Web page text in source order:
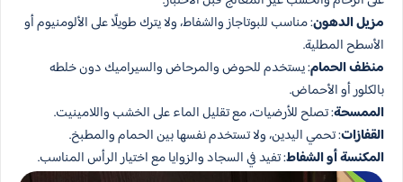
مزيل الدهون: مناسب للبوتاجاز والشفاط، ولا يترك طويلًا على الألومنيوم أو
الأسطح المطلية.
منظف الحمام: يستخدم للحوض والمرحاض والسيراميك دون خلطه
بالكلور أو الأحماض.
الممسحة: تصلح للأرضيات، مع تقليل الماء على الخشب واللامينيت.
القفازات: تحمي اليدين، ولا تستخدم نفسها بين الحمام والمطبخ.
المكنسة أو الشفاط: تفيد في السجاد والزوايا مع اختيار الرأس المناسب.